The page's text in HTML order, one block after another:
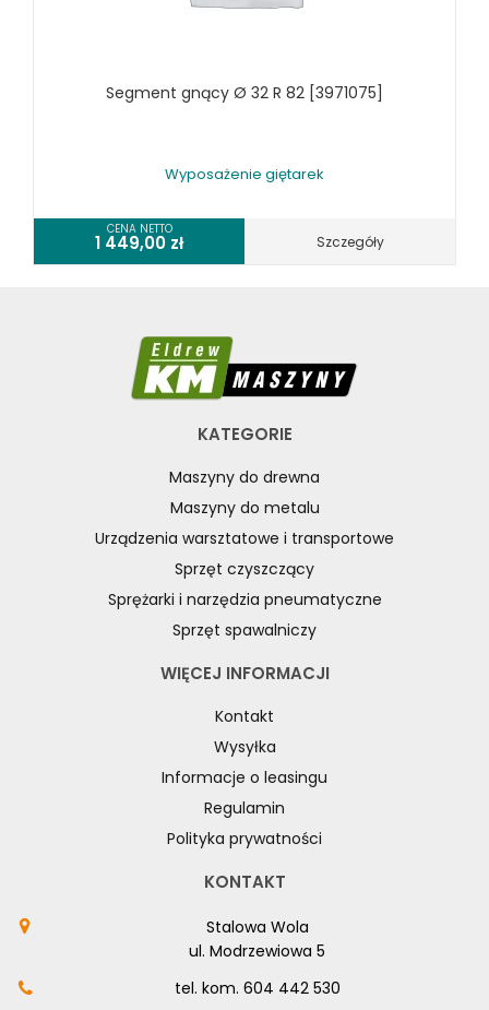
KOSZT DOSTAWYSegment gnący Ø 32 R 82 [3971075]
Wyposażenie giętarek
CENA NETTO
1 449,00 zł Szczegóły
KATEGORIE
Maszyny do drewna
Maszyny do metalu
Urządzenia warsztatowe i transportowe
Sprzęt czyszczący
Sprężarki i narzędzia pneumatyczne
Sprzęt spawalniczy
WIĘCEJ INFORMACJI
Kontakt
Wysyłka
Informacje o leasingu
Regulamin
Polityka prywatności
KONTAKT
Stalowa Wola
ul. Modrzewiowa 5
tel. kom. 604 442 530